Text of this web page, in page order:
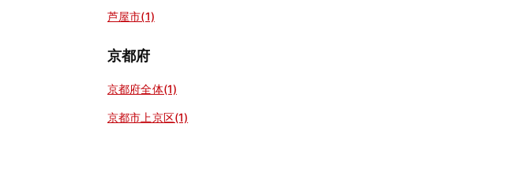
芦屋市(1)
京都府
京都府全体(1)
京都市上京区(1)